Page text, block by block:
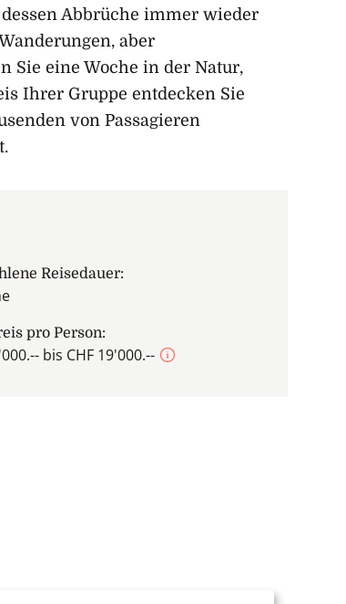
Abbrüche immer wieder
aber
Sie eine Woche in der Natur,
Ihrer Gruppe entdecken Sie
von Passagieren
Reisedauer:
pro Person:
bis CHF 19'000.--